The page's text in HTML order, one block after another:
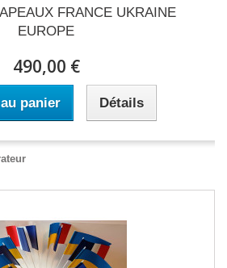
FRANCE UKRAINE
EUROPE
490,00 €
panier Détails